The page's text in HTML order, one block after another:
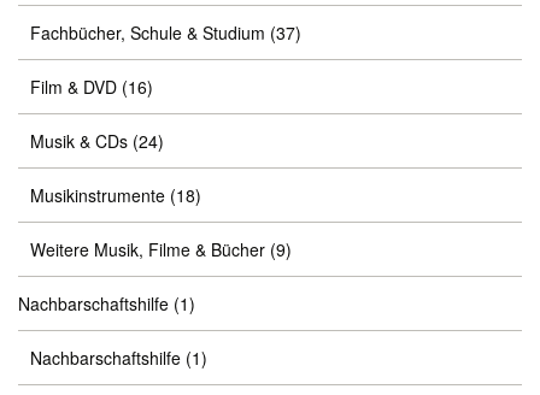
Fachbücher, Schule & Studium (37)
Film & DVD (16)
Musik & CDs (24)
Musikinstrumente (18)
Weitere Musik, Filme & Bücher (9)
Nachbarschaftshilfe (1)
Nachbarschaftshilfe (1)